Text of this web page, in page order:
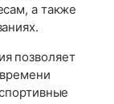
а также
позволяет